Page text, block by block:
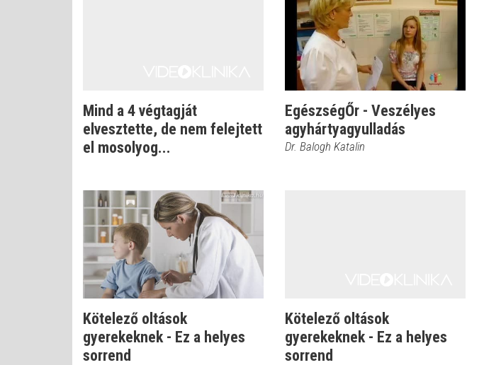
Mind a 4 végtagját
elvesztette, de nem felejtett
el mosolyog...
EgészségŐr - Veszélyes
agyhártyagyulladás
Dr. Balogh Katalin
Kötelező oltások
gyerekeknek - Ez a helyes
sorrend
Kötelező oltások
gyerekeknek - Ez a helyes
sorrend